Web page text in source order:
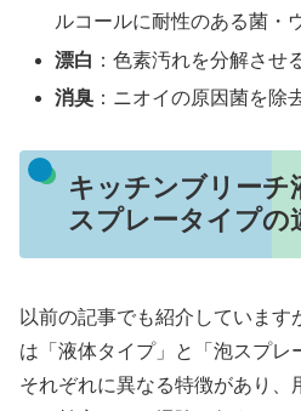
ルコールに耐性のある菌・
漂白 ：色素汚れを分解させ
消臭 ：ニオイの原因菌を除
キッチンブリーチ
スプレータイプの
以前の記事でも紹介しています
は「液体タイプ」と「泡スプレ
それぞれに異なる特徴があり、